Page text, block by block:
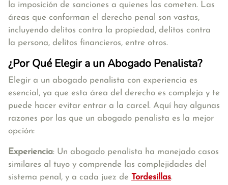
la imposición de sanciones a quienes las cometen. Las
áreas que conforman el derecho penal son vastas,
incluyendo delitos contra la propiedad, delitos contra
la persona, delitos financieros, entre otros.
¿Por Qué Elegir a un Abogado Penalista?
Elegir a un abogado penalista con experiencia es
esencial, ya que esta área del derecho es compleja y te
puede hacer evitar entrar a la carcel. Aquí hay algunas
razones por las que un abogado penalista es la mejor
opción:
Experiencia: Un abogado penalista ha manejado casos
similares al tuyo y comprende las complejidades del
sistema penal, y a cada juez de Tordesillas.